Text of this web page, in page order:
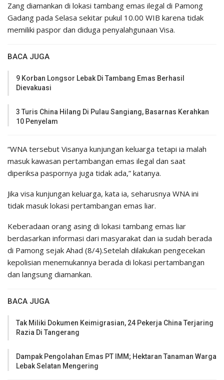
Zang diamankan di lokasi tambang emas ilegal di Pamong
Gadang pada Selasa sekitar pukul 10.00 WIB karena tidak
memiliki paspor dan diduga penyalahgunaan Visa.
BACA JUGA
9 Korban Longsor Lebak Di Tambang Emas Berhasil
Dievakuasi
3 Turis China Hilang Di Pulau Sangiang, Basarnas Kerahkan
10 Penyelam
“WNA tersebut Visanya kunjungan keluarga tetapi ia malah
masuk kawasan pertambangan emas ilegal dan saat
diperiksa paspornya juga tidak ada,” katanya.
Jika visa kunjungan keluarga, kata ia, seharusnya WNA ini
tidak masuk lokasi pertambangan emas liar.
Keberadaan orang asing di lokasi tambang emas liar
berdasarkan informasi dari masyarakat dan ia sudah berada
di Pamong sejak Ahad (8/4).Setelah dilakukan pengecekan
kepolisian menemukannya berada di lokasi pertambangan
dan langsung diamankan.
BACA JUGA
Tak Miliki Dokumen Keimigrasian, 24 Pekerja China Terjaring
Razia Di Tangerang
Dampak Pengolahan Emas PT IMM; Hektaran Tanaman Warga
Lebak Selatan Mengering